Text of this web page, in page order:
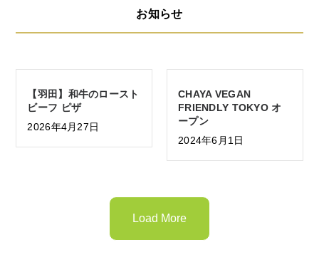
お知らせ
【羽田】和牛のロースト
ビーフ ピザ
2026年4月27日
CHAYA VEGAN
FRIENDLY TOKYO オ
ープン
2024年6月1日
Load More